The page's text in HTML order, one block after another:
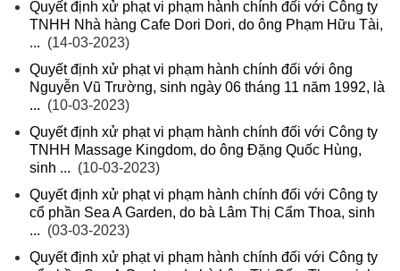
Quyết định xử phạt vi phạm hành chính đối với Công ty
TNHH Nhà hàng Cafe Dori Dori, do ông Phạm Hữu Tài,
... (14-03-2023)
Quyết định xử phạt vi phạm hành chính đối với ông
Nguyễn Vũ Trường, sinh ngày 06 tháng 11 năm 1992, là
... (10-03-2023)
Quyết định xử phạt vi phạm hành chính đối với Công ty
TNHH Massage Kingdom, do ông Đặng Quốc Hùng,
sinh ... (10-03-2023)
Quyết định xử phạt vi phạm hành chính đối với Công ty
cổ phần Sea A Garden, do bà Lâm Thị Cẩm Thoa, sinh
... (03-03-2023)
Quyết định xử phạt vi phạm hành chính đối với Công ty